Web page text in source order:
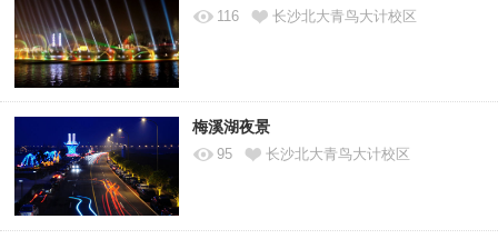
116 长沙北大青鸟大计校区
梅溪湖夜景
95 长沙北大青鸟大计校区